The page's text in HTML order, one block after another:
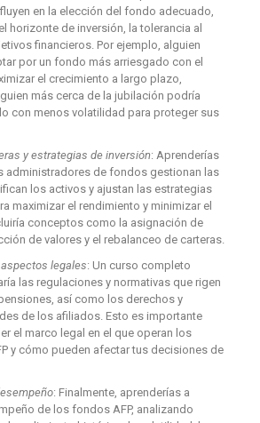
en la elección del fondo adecuado,
horizonte de inversión, la tolerancia al
financieros. Por ejemplo, alguien
por un fondo más arriesgado con el
el crecimiento a largo plazo,
más cerca de la jubilación podría
con menos volatilidad para proteger sus
y estrategias de inversión: Aprenderías
administradores de fondos gestionan las
los activos y ajustan las estrategias
maximizar el rendimiento y minimizar el
conceptos como la asignación de
de valores y el rebalanceo de carteras.
legales: Un curso completo
las regulaciones y normativas que rigen
así como los derechos y
de los afiliados. Esto es importante
el marco legal en el que operan los
y cómo pueden afectar tus decisiones de
: Finalmente, aprenderías a
de los fondos AFP, analizando